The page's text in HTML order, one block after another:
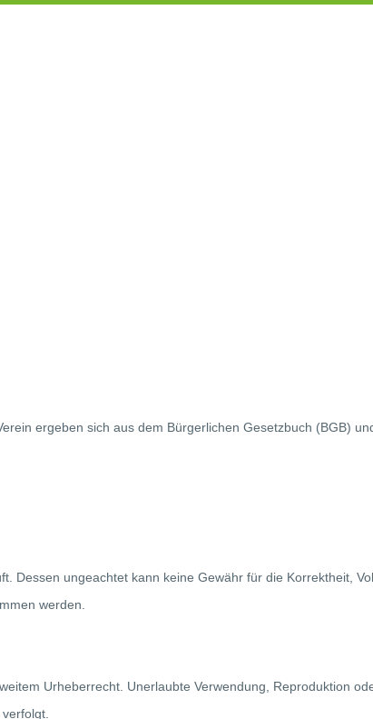
ergeben sich aus dem Bürgerlichen Gesetzbuch (BGB)
Dessen ungeachtet kann keine Gewähr für die Korrektheit,
werden.
Urheberrecht. Unerlaubte Verwendung, Reproduktion